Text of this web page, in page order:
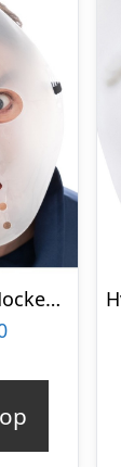
Transparent Hockey Maske